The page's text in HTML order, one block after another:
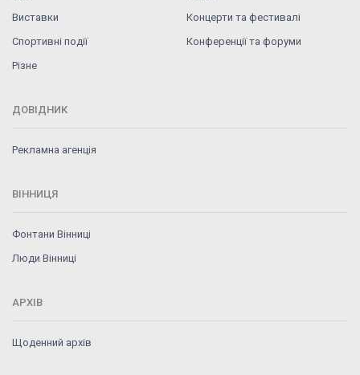
Виставки
Концерти та фестивалі
Спортивні події
Конференції та форуми
Різне
ДОВІДНИК
Рекламна агенція
ВІННИЦЯ
Фонтани Вінниці
Люди Вінниці
АРХІВ
Щоденний архів